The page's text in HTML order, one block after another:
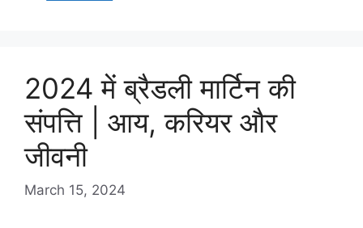
2024 में ब्रैडली मार्टिन की
संपत्ति | आय, करियर और
जीवनी
March 15, 2024